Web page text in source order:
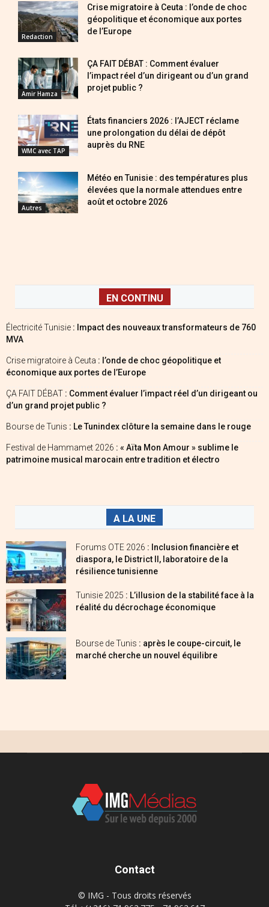
Redaction
Crise migratoire à Ceuta : l’onde de choc
géopolitique et économique aux portes
de l’Europe
Amir Hamza
ÇA FAIT DÉBAT : Comment évaluer
l’impact réel d’un dirigeant ou d’un grand
projet public ?
WMC avec TAP
États financiers 2026 : l’AJECT réclame
une prolongation du délai de dépôt
auprès du RNE
Autres
Météo en Tunisie : des températures plus
élevées que la normale attendues entre
août et octobre 2026
EN CONTINU
Électricité Tunisie : Impact des nouveaux transformateurs de 760
MVA
Crise migratoire à Ceuta : l’onde de choc géopolitique et
économique aux portes de l’Europe
ÇA FAIT DÉBAT : Comment évaluer l’impact réel d’un dirigeant ou
d’un grand projet public ?
Bourse de Tunis : Le Tunindex clôture la semaine dans le rouge
Festival de Hammamet 2026 : « Aïta Mon Amour » sublime le
patrimoine musical marocain entre tradition et électro
A LA UNE
Forums OTE 2026 : Inclusion financière et
diaspora, le District II, laboratoire de la
résilience tunisienne
Tunisie 2025 : L’illusion de la stabilité face à la
réalité du décrochage économique
Bourse de Tunis : après le coupe-circuit, le
marché cherche un nouvel équilibre
Contact
© IMG - Tous droits réservés